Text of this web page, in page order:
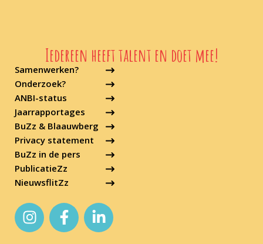
Samenwerken?
Onderzoek?
ANBI-status
Jaarrapportages
BuZz & Blaauwberg
Privacy statement
Iedereen heeft talent en doet mee!
BuZz in de pers
PublicatieZz
NieuwsflitZz